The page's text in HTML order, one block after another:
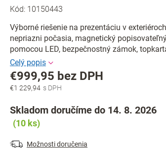
Kód: 10150443
Výborné riešenie na prezentáciu v
nepriazni počasia, magnetický
pomocou LED, bezpečnostný zámok,
€1 229,94
€999,95 bez DPH
Jednotková
Skladom doručíme do 14. 8. 2026
(10 ks)
Možnosti doručenia